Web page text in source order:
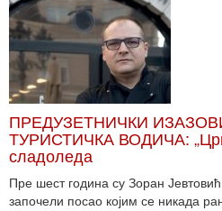
ПРЕДУЗЕТНИЧКИ
ТУРИСТИЧКА ВОДИЧА:
сладоледа
Пре шест година су Зоран
започели посао којим се никада